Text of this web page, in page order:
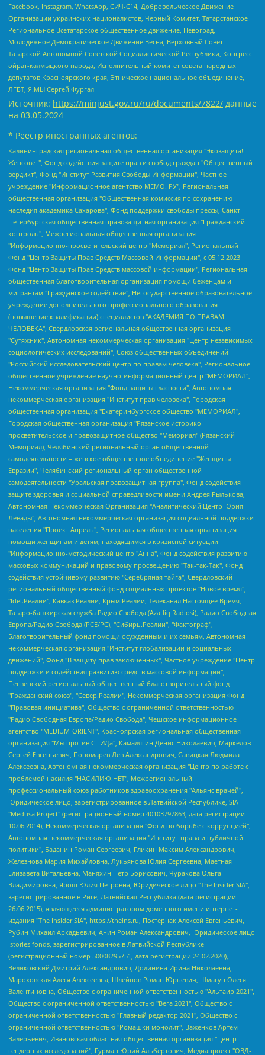
Facebook, Instagram, WhatsApp, СИЧ-С14, Добровольческое Движение
Организации украинских националистов, Черный Комитет, Татарстанское
Региональное Всетатарское общественное движение, Невоград,
Молодежное Демократическое Движение Весна, Верховный Совет
Татарской Автономной Советской Социалистической Республики, Конгресс
ойрат-калмыцкого народа, Исполнительный комитет совета народных
депутатов Красноярского края, Этническое национальное объединение,
ЛГБТ, Я.МЫ Сергей Фургал
Источник: https://minjust.gov.ru/ru/documents/7822/ данные
на 03.05.2024
* Реестр иностранных агентов:
Калининградская региональная общественная организация "Экозащита!-Женсовет", Фонд содействия защите прав и свобод граждан "Общественный вердикт", Фонд "Институт Развития Свободы Информации", Частное учреждение "Информационное агентство МЕМО. РУ", Региональная общественная организация "Общественная комиссия по сохранению наследия академика Сахарова", Фонд поддержки свободы прессы, Санкт-Петербургская общественная правозащитная организация "Гражданский контроль", Межрегиональная общественная организация "Информационно-просветительский центр "Мемориал", Региональный Фонд "Центр Защиты Прав Средств Массовой Информации", с 05.12.2023 Фонд "Центр Защиты Прав Средств массовой информации", Региональная общественная благотворительная организация помощи беженцам и мигрантам "Гражданское содействие", Негосударственное образовательное учреждение дополнительного профессионального образования (повышение квалификации) специалистов "АКАДЕМИЯ ПО ПРАВАМ ЧЕЛОВЕКА", Свердловская региональная общественная организация "Сутяжник", Автономная некоммерческая организация "Центр независимых социологических исследований", Союз общественных объединений "Российский исследовательский центр по правам человека", Региональное общественное учреждение научно-информационный центр "МЕМОРИАЛ", Некоммерческая организация "Фонд защиты гласности", Автономная некоммерческая организация "Институт прав человека", Городская общественная организация "Екатеринбургское общество "МЕМОРИАЛ", Городская общественная организация "Рязанское историко-просветительское и правозащитное общество "Мемориал" (Рязанский Мемориал), Челябинский региональный орган общественной самодеятельности – женское общественное объединение "Женщины Евразии", Челябинский региональный орган общественной самодеятельности "Уральская правозащитная группа", Фонд содействия защите здоровья и социальной справедливости имени Андрея Рылькова, Автономная Некоммерческая Организация "Аналитический Центр Юрия Левады", Автономная некоммерческая организация социальной поддержки населения "Проект Апрель", Региональная общественная организация помощи женщинам и детям, находящимся в кризисной ситуации "Информационно-методический центр "Анна", Фонд содействия развитию массовых коммуникаций и правовому просвещению "Так-так-Так", Фонд содействия устойчивому развитию "Серебряная тайга", Свердловский региональный общественный фонд социальных проектов "Новое время", "Idel.Реалии", Кавказ.Реалии, Крым.Реалии, Телеканал Настоящее Время, Татаро-башкирская служба Радио Свобода (Azatliq Radiosi), Радио Свободная Европа/Радио Свобода (PCE/PC), "Сибирь.Реалии", "Фактограф", Благотворительный фонд помощи осужденным и их семьям, Автономная некоммерческая организация "Институт глобализации и социальных движений", Фонд "В защиту прав заключенных", Частное учреждение "Центр поддержки и содействия развитию средств массовой информации", Пензенский региональный общественный благотворительный фонд "Гражданский союз", "Север.Реалии", Некоммерческая организация Фонд "Правовая инициатива", Общество с ограниченной ответственностью "Радио Свободная Европа/Радио Свобода", Чешское информационное агентство "MEDIUM-ORIENT", Красноярская региональная общественная организация "Мы против СПИДа", Камалягин Денис Николаевич, Маркелов Сергей Евгеньевич, Пономарев Лев Александрович, Савицкая Людмила Алексеевна, Автономная некоммерческая организация "Центр по работе с проблемой насилия "НАСИЛИЮ.НЕТ", Межрегиональный профессиональный союз работников здравоохранения "Альянс врачей", Юридическое лицо, зарегистрированное в Латвийской Республике, SIA "Medusa Project" (регистрационный номер 40103797863, дата регистрации 10.06.2014), Некоммерческая организация "Фонд по борьбе с коррупцией", Автономная некоммерческая организация "Институт права и публичной политики", Баданин Роман Сергеевич, Гликин Максим Александрович, Железнова Мария Михайловна, Лукьянова Юлия Сергеевна, Маетная Елизавета Витальевна, Маняхин Петр Борисович, Чуракова Ольга Владимировна, Ярош Юлия Петровна, Юридическое лицо "The Insider SIA", зарегистрированное в Риге, Латвийская Республика (дата регистрации 26.06.2015), являющееся администратором доменного имени интернет-издания "The Insider SIA", https://theins.ru, Постернак Алексей Евгеньевич, Рубин Михаил Аркадьевич, Анин Роман Александрович, Юридическое лицо Istories fonds, зарегистрированное в Латвийской Республике (регистрационный номер 50008295751, дата регистрации 24.02.2020), Великовский Дмитрий Александрович, Долинина Ирина Николаевна, Мароховская Алеся Алексеевна, Шлейнов Роман Юрьевич, Шмагун Олеся Валентиновна, Общество с ограниченной ответственностью "Альтаир 2021", Общество с ограниченной ответственностью "Вега 2021", Общество с ограниченной ответственностью "Главный редактор 2021", Общество с ограниченной ответственностью "Ромашки монолит", Важенков Артем Валерьевич, Ивановская областная общественная организация "Центр гендерных исследований", Гурман Юрий Альбертович, Медиапроект "ОВД-Инфо", Егоров Владимир Владимирович, Жилинский Владимир Александрович, Общество с ограниченной ответственностью "ЗП", Иванова София Юрьевна, Карезина Инна Павловна, Кильтау Екатерина Викторовна, Петров Алексей Викторович, Пискунов Сергей Евгеньевич, Смирнов Сергей Сергеевич, Тихонов Михаил Сергеевич, Общество с ограниченной ответственностью "ЖУРНАЛИСТ-ИНОСТРАННЫЙ АГЕНТ", Арапова Галина Юрьевна, Вольтская Татьяна Анатольевна, Американская компания "Mason G.E.S. Anonymous Foundation" (США), являющаяся владельцем интернет-издания https://mnews.world/, Компания "Stichting Bellingcat", зарегистрированная в Нидерландах (дата регистрации 11.07.2018), Захаров Андрей Вячеславович, Клепиковская Екатерина Дмитриевна, Общество с ограниченной ответственностью "МЕМО", Перл Роман Александрович, Симонов Евгений Алексеевич, Соловьева Елена Анатольевна, Сотников Даниил Владимирович, Сурначева Елизавета Дмитриевна, Автономная некоммерческая организация по защите прав человека и информированию населения "Якутия – Наше Мнение", Общество с ограниченной ответственностью "Москоу диджитал медиа", с 26.01.2023 Общество с ограниченной ответственностью "Чайка Белые сады", Ветошкина Валерия Валерьевна, Заговора Максим Александрович, Межрегиональное общественное движение "Российская ЛГБТ - сеть", Оленичев Максим Владимирович, Павлов Иван Юрьевич, Скворцова Елена Сергеевна, Общество с ограниченной ответственностью "Как бы инагент", Кочетков Игорь Викторович, Общество с ограниченной ответственностью "Честные выборы", Еланчик Олег Александрович, Общество с ограниченной ответственностью "Нобелевский призыв", Гималова Регина Эмилевна, Григорьев Андрей Валерьевич, Григорьева Алина Александровна, Ассоциация по содействию защите прав призывников, альтернативнослужащих и военнослужащих "Правозащитная группа "Гражданин.Армия.Право", Хисамова Регина Фаритовна, Автономная некоммерческая организация по реализации социально-правовых программ "Лилит", Дальневосточное общественное движение "Маяк", Санкт-Петербургская ЛГБТ-инициативная группа "Выход", Инициативная группа ЛГБТ+ "Реверс", Алексеев Андрей Викторович, Бекбулатова Таисия Львовна, Беляев Иван Михайлович, Владыкина Елена Сергеевна, Гельман Марат Александрович, Никульшина Вероника Юрьевна, Толоконникова Надежда Андреевна, Шендерович Виктор Анатольевич, Общество с ограниченной ответственностью "Данное сообщение", Общество с ограниченной ответственностью Издательский дом "Новая глава", Айнбиндер Александра Александровна, Московский комьюнити-центр для ЛГБТ+инициатив, Благотворительный фонд развития филантропии, Deutsche Welle (Германия, Kurt-Schumacher-Strasse 3, 53113 Bonn), Борзунова Мария Михайловна, Воробьев Виктор Викторович, Голубева Анна Львовна, Константинова Алла Михайловна, Малкова Ирина Владимировна, Мурадов Мурад Абдулгалимович, Осетинская Елизавета Николаевна, Понасенков Евгений Николаевич, Ганапольский Матвей Юрьевич, Киселев Евгений Алексеевич, Борухович Ирина Григорьевна, Дремин Иван Тимофеевич, Дубровский Дмитрий Викторович, Красноярская региональная общественная организация поддержки и развития альтернативных образовательных технологий и межкультурных коммуникаций "ИНТЕРРА", Маяковская Екатерина Алексеевна, Фейгин Марк Захарович, Филимонов Андрей Викторович, Дзугкоева Регина Николаевна, Доброхотов Роман Александрович, Дудь Юрий Александрович, Елкин Сергей Владимирович, Кругликов Кирилл Игоревич, Сабунаева Мария Леонидовна, Семенов Алексей Владимирович, Шаинян Карен Багратович, Шульман Екатерина Михайловна, Асафьев Артур Валерьевич, Вахштайн Виктор Семенович, Венедиктов Алексей Алексеевич, Лушникова Екатерина Евгеньевна, Волков Леонид Михайлович, Невзоров Александр Глебович, Пархоменко Сергей Борисович, Сироткин Ярослав Николаевич, Кара-Мурза Владимир Владимирович, Баранова Наталья Владимировна, Гозман Леонид Яковлевич, Кагарлицкий Борис Юльевич, Климарев Михаил Валерьевич, Милов Владимир Станиславович, Автономная некоммерческая организация Краснодарский центр современного искусства "Типография", Моргенштерн Алишер Тагирович, Соболь Любовь Эдуардовна, Общество с ограниченной ответственностью "ЛИЗА НОРМ", Каспаров Гарри Кимович, Ходорковский Михаил Борисович, Общество с ограниченной ответственностью "Апрельские тезисы", Данилович Ирина Брониславовна, Кашин Олег Владимирович, Петров Николай Владимирович, Пивоваров Алексей Владимирович, Соколов Михаил Владимирович, Цветкова Юлия Владимировна, Чичваркин Евгений Александрович, Комитет против пыток/Команда против пыток, Общество с ограниченной ответственностью "Первый научный", Общество с ограниченной ответственностью "Вертолет и ко", Белоцерковская Вероника Борисовна, Кац Максим Евгеньевич, Лазарева Татьяна Юрьевна, Шаведдинов Руслан Табризович, Яшин Илья Валерьевич, Общество с ограниченной ответственностью "Иноагент ААВ", Алешковский Дмитрий Петрович, Альбац Евгения Марковна, Быков Дмитрий Львович, Галямина Юлия Евгеньевна, Лойко Сергей Леонидович, Мартынов Кирилл Константинович, Медведев Сергей Александрович, Крашенинников Федор Геннадиевич, Гордеева Катерина Вл